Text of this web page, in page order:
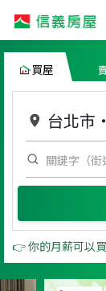
買屋
台北市 ・
👉 你的月薪可以